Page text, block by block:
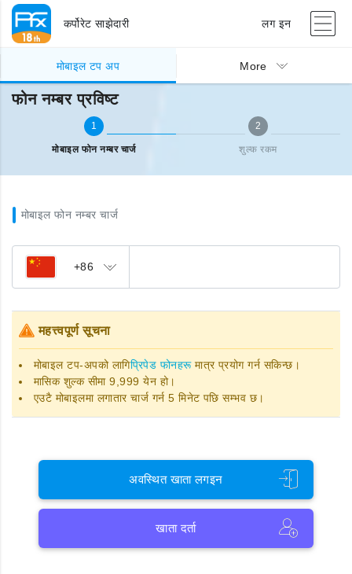
कर्पोरेट साझेदारी लग इन
मोबाइल टप अप More
मोबाइल टप अप फोन नम्बर प्रविष्ट
फोन नम्बर प्रविष्ट
1
मोबाइल फोन नम्बर चार्ज
2
शुल्क रकम
मोबाइल फोन नम्बर चार्ज
+86
महत्त्वपूर्ण सूचना
मोबाइल टप-अपको लागिप्रिपेड फोनहरूमात्र प्रयोग गर्न सकिन्छ।
मासिक शुल्क सीमा 9,999 येन हो।
एउटै मोबाइलमा लगातार चार्ज गर्न 5 मिनेट पछि सम्भव छ।
अवस्थित खाता लगइन
खाता दर्ता